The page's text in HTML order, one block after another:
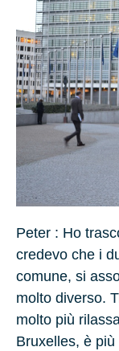
Peter : Ho
credevo che i
comune, si
molto diverso.
molto più
Bruxelles, è